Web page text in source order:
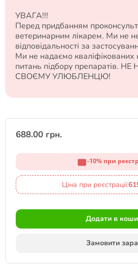
УВАГА!!!
Перед придбанням
ветеринарним лікарем. Ми не
відповідальності за
Ми не надаємо кваліфікованих
питань підбору препаратів.
СВОЄМУ УЛЮБЛЕНЦЮ!
688.00 грн.
-10% при
Ціна при реєстрації:
Додати в
Замовити